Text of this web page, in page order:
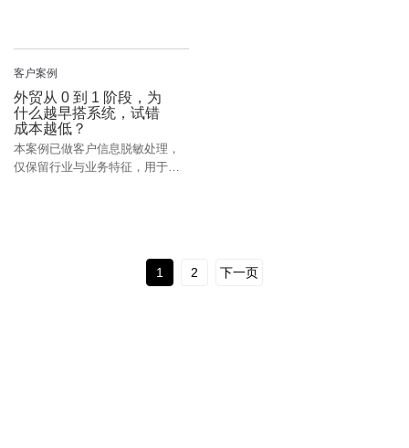
客户案例
外贸从 0 到 1 阶段，为
什么越早搭系统，试错
成本越低？
本案例已做客户信息脱敏处理，
仅保留行业与业务特征，用于经
1 2 下一页